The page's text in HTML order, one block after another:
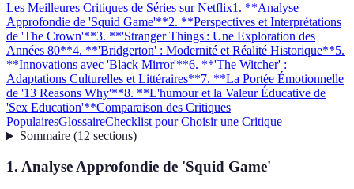
Les Meilleures Critiques de Séries sur Netflix1. **Analyse
Approfondie de 'Squid Game'**2. **Perspectives et Interprétations
de 'The Crown'**3. **'Stranger Things': Une Exploration des
Années 80**4. **'Bridgerton' : Modernité et Réalité Historique**5.
**Innovations avec 'Black Mirror'**6. **'The Witcher' :
Adaptations Culturelles et Littéraires**7. **La Portée Émotionnelle
de '13 Reasons Why'**8. **L'humour et la Valeur Éducative de
'Sex Education'**Comparaison des Critiques
PopulairesGlossaireChecklist pour Choisir une Critique
Sommaire(12 sections)
1. Analyse Approfondie de 'Squid Game'